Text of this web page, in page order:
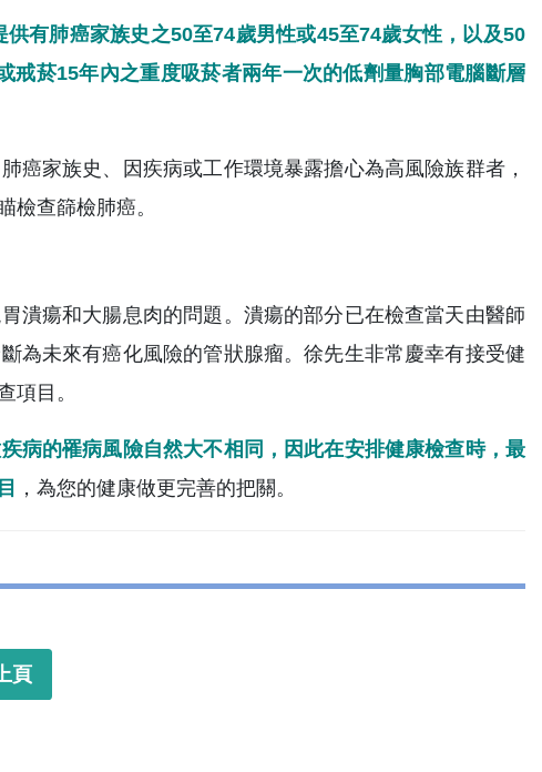
供有肺癌家族史之50至74歲男性或45至74歲女性，以及50
菸15年內之重度吸菸者兩年一次的低劑量胸部電腦斷層
癌家族史、因疾病或工作環境暴露擔心為高風險族群者，
檢查篩檢肺癌。
潰瘍和大腸息肉的問題。潰瘍的部分已在檢查當天由醫師
為未來有癌化風險的管狀腺瘤。徐先生非常慶幸有接受健
項目。
病的罹病風險自然大不相同，因此在安排健康檢查時，最
，為您的健康做更完善的把關。
頁